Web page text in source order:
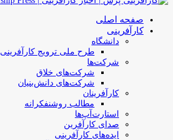
صفحه اصلی
کارآفرینی
دانشگاه
طرح ملی ترویج کارآفرینی
شرکت‌ها
شرکت‌های خلاق
شرکت‌های دانش‌بنیان
کارآفرینان
مطالب روشنفکرانه
استارت‌آپ‌ها
صدای کارآفرین
ایده‌های کارآفرینی